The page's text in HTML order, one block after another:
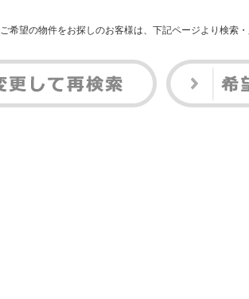
ご希望の物件をお探しのお客様は、下記ページより検索・